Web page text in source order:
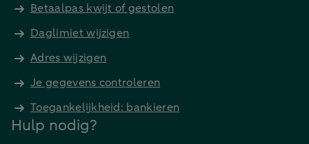
Betaalpas kwijt of gestolen
Daglimiet wijzigen
Adres wijzigen
Je gegevens controleren
Toegankelijkheid: bankieren
Hulp nodig?